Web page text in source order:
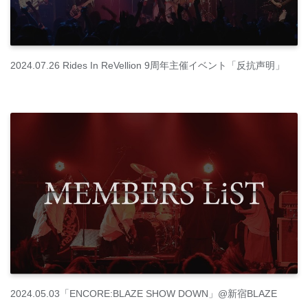
2024.07.26 Rides In ReVellion 9周年主催イベント「反抗声明」
2024.05.03「ENCORE:BLAZE SHOW DOWN」@新宿BLAZE